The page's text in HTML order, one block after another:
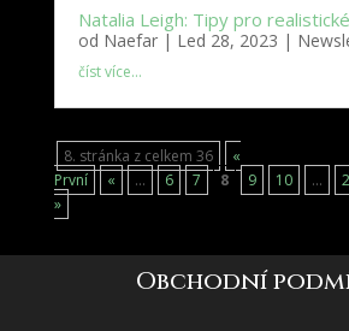
Natalia Leigh: Tipy pro
od Naefar| Led 28, 2023 |
číst více…
8. stránka z celkem 36
«
První
« ... 6 7 8 9 10 ...
»
Obchodní